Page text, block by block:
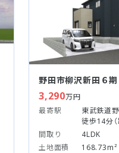
野田市柳沢新田６
3,290万円
最寄駅
東武鉄道
徒歩14分
間取り
4LDK
土地面積
168.73m²